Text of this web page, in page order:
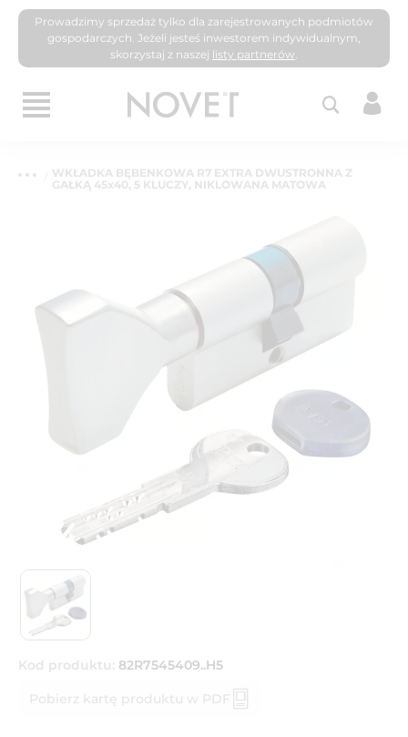
Prowadzimy sprzedaż tylko dla zarejestrowanych podmiotów
gospodarczych. Jeżeli jesteś inwestorem indywidualnym,
skorzystaj z naszej listy partnerów.
WKŁADKA BĘBENKOWA R7 EXTRA DWUSTRONNA Z
GAŁKĄ 45x40, 5 KLUCZY, NIKLOWANA MATOWA
Kod produktu: 82R7545409..H5
Pobierz kartę produktu w PDF